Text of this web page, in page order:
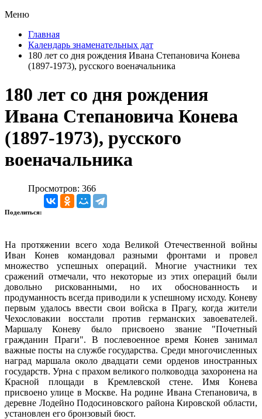
Меню
Главная
Календарь знаменательных дат
180 лет со дня рождения Ивана Степановича Конева
(1897-1973), русского военачальника
180 лет со дня рождения
Ивана Степановича Конева
(1897-1973), русского
военачальника
Просмотров: 366
Поделиться:
На протяжении всего хода Великой Отечественной войны
Иван Конев командовал разными фронтами и провел
множество успешных операций. Многие участники тех
сражений отмечали, что некоторые из этих операций были
довольно рискованными, но их обоснованность и
продуманность всегда приводили к успешному исходу. Коневу
первым удалось ввести свои войска в Прагу, когда жители
Чехословакии восстали против германских завоевателей.
Маршалу Коневу было присвоено звание "Почетный
гражданин Праги". В послевоенное время Конев занимал
важные посты на службе государства. Среди многочисленных
наград маршала около двадцати семи орденов иностранных
государств. Урна с прахом великого полководца захоронена на
Красной площади в Кремлевской стене. Имя Конева
присвоено улице в Москве. На родине Ивана Степановича, в
деревне Лодейно Подосиновского района Кировской области,
установлен его бронзовый бюст.